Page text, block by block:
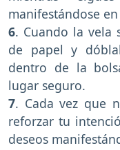
manifestándose
6. Cuando la vela
de papel y
dentro de la
lugar seguro.
7. Cada vez que
reforzar tu
deseos